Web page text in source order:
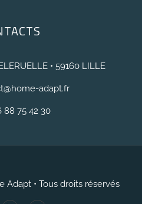
• 59160 LILLE
adapt.fr
88 75 42 30
Adapt • Tous droits réservés